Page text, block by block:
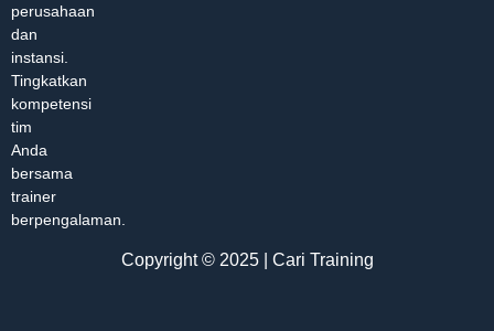
perusahaan
dan
instansi.
Tingkatkan
kompetensi
tim
Anda
bersama
trainer
berpengalaman.
Copyright © 2025 | Cari Training